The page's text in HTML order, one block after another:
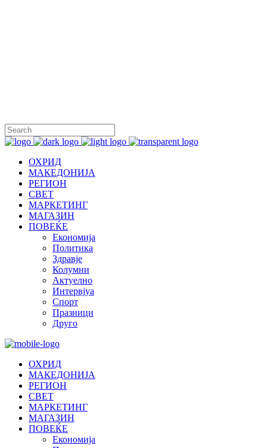
ОХРИД
МАКЕДОНИЈА
РЕГИОН
СВЕТ
МАРКЕТИНГ
МАГАЗИН
ПОВЕЌЕ
Економија
Политика
Здравје
Колумни
Актуелно
Интервјуа
Спорт
Празници
Друго
ОХРИД
МАКЕДОНИЈА
РЕГИОН
СВЕТ
МАРКЕТИНГ
МАГАЗИН
ПОВЕЌЕ
Економија